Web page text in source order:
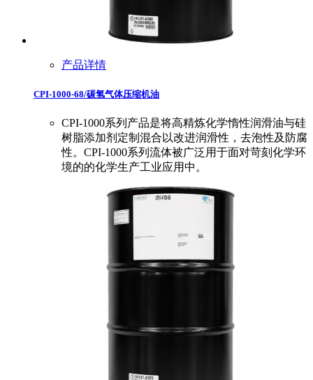
产品详情
CPI-1000-68/碳氢气体压缩机油
CPI-1000系列产品是将高精炼化学惰性润滑油与硅
树脂添加剂定制混合以改进润滑性，去泡性及防腐
性。CPI-1000系列流体被广泛用于面对苛刻化学环
境的的化学生产工业应用中。